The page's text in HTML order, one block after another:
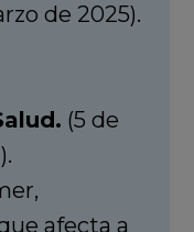
de 2025).
(5 de
afecta a